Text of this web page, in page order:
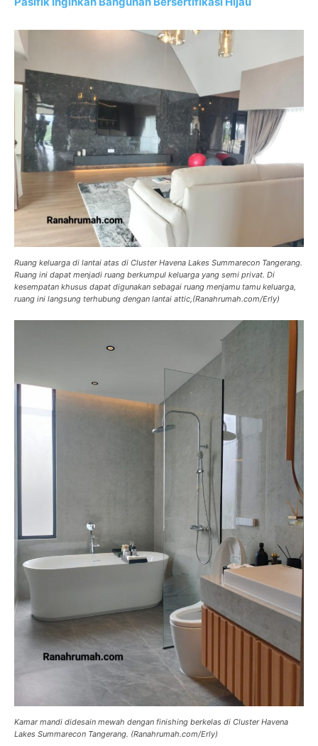
Ruang keluarga di lantai atas di Cluster Havena Lakes Summarecon Tangerang.
Ruang ini dapat menjadi ruang berkumpul keluarga yang semi privat. Di
kesempatan khusus dapat digunakan sebagai ruang menjamu tamu keluarga,
ruang ini langsung terhubung dengan lantai attic,(Ranahrumah.com/Erly)
Kamar mandi didesain mewah dengan finishing berkelas di Cluster Havena
Lakes Summarecon Tangerang. (Ranahrumah.com/Erly)